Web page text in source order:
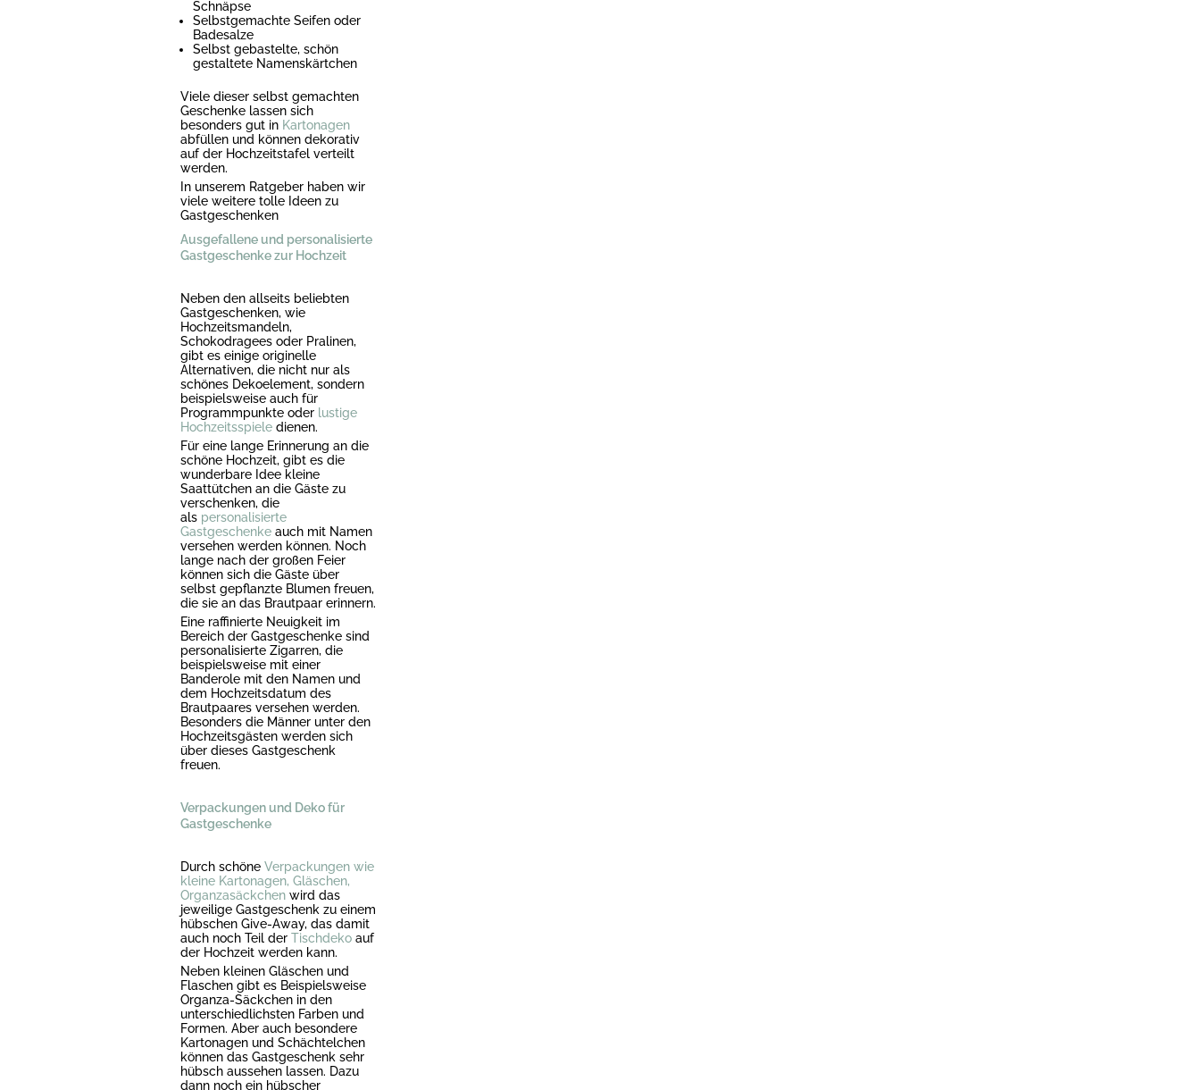
Schnäpse
Selbstgemachte Seifen oder
Badesalze
Selbst gebastelte, schön
gestaltete Namenskärtchen
Viele dieser selbst gemachten
Geschenke lassen sich
besonders gut in Kartonagen
abfüllen und können dekorativ
auf der Hochzeitstafel verteilt
werden.
In unserem Ratgeber haben wir
viele weitere tolle Ideen zu
Gastgeschenken
Ausgefallene und personalisierte
Gastgeschenke zur Hochzeit
Neben den allseits beliebten
Gastgeschenken, wie
Hochzeitsmandeln,
Schokodragees oder Pralinen,
gibt es einige originelle
Alternativen, die nicht nur als
schönes Dekoelement, sondern
beispielsweise auch für
Programmpunkte oder lustige
Hochzeitsspiele dienen.
Für eine lange Erinnerung an die
schöne Hochzeit, gibt es die
wunderbare Idee kleine
Saattütchen an die Gäste zu
verschenken, die
als personalisierte
Gastgeschenke auch mit Namen
versehen werden können. Noch
lange nach der großen Feier
können sich die Gäste über
selbst gepflanzte Blumen freuen,
die sie an das Brautpaar erinnern.
Eine raffinierte Neuigkeit im
Bereich der Gastgeschenke sind
personalisierte Zigarren, die
beispielsweise mit einer
Banderole mit den Namen und
dem Hochzeitsdatum des
Brautpaares versehen werden.
Besonders die Männer unter den
Hochzeitsgästen werden sich
über dieses Gastgeschenk
freuen.
Verpackungen und Deko für
Gastgeschenke
Durch schöne Verpackungen wie
kleine Kartonagen, Gläschen,
Organzasäckchen wird das
jeweilige Gastgeschenk zu einem
hübschen Give-Away, das damit
auch noch Teil der Tischdeko auf
der Hochzeit werden kann.
Neben kleinen Gläschen und
Flaschen gibt es Beispielsweise
Organza-Säckchen in den
unterschiedlichsten Farben und
Formen. Aber auch besondere
Kartonagen und Schächtelchen
können das Gastgeschenk sehr
hübsch aussehen lassen. Dazu
dann noch ein hübscher